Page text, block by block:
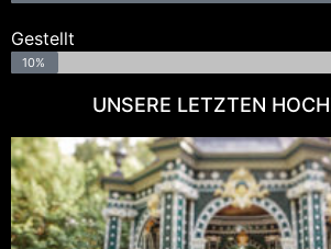
Gestellt
10%
UNSERE LETZTEN